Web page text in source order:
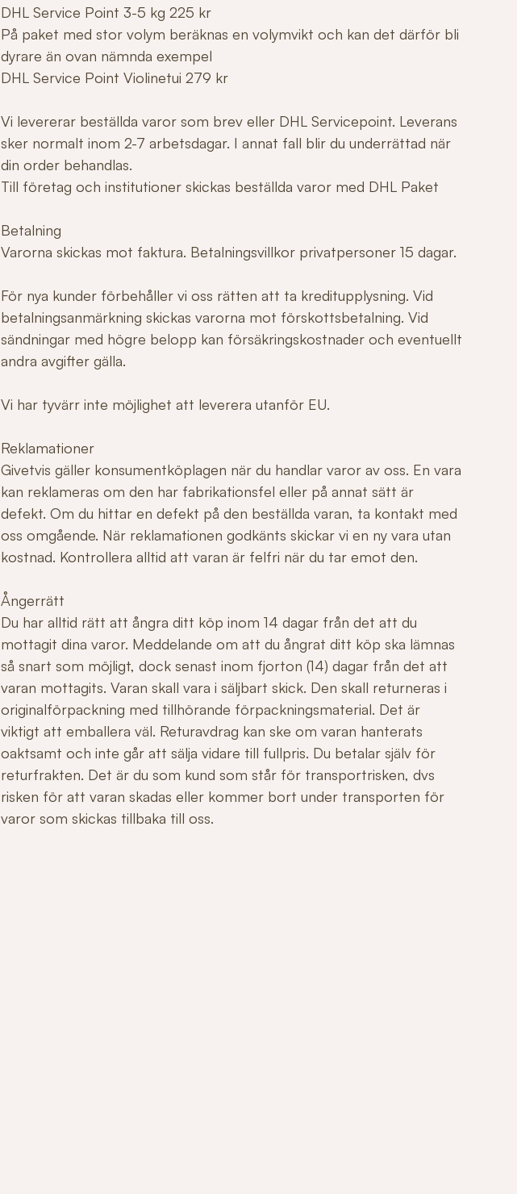
DHL Service Point 3-5 kg 225 kr
På paket med stor volym beräknas en volymvikt och kan det därför bli
dyrare än ovan nämnda exempel
DHL Service Point Violinetui 279 kr
Vi levererar beställda varor som brev eller DHL Servicepoint. Leverans
sker normalt inom 2-7 arbetsdagar. I annat fall blir du underrättad när
din order behandlas.
Till företag och institutioner skickas beställda varor med DHL Paket
Betalning
Varorna skickas mot faktura. Betalningsvillkor privatpersoner 15 dagar.
För nya kunder förbehåller vi oss rätten att ta kreditupplysning. Vid
betalningsanmärkning skickas varorna mot förskottsbetalning. Vid
sändningar med högre belopp kan försäkringskostnader och eventuellt
andra avgifter gälla.
Vi har tyvärr inte möjlighet att leverera utanför EU.
Reklamationer
Givetvis gäller konsumentköplagen när du handlar varor av oss. En vara
kan reklameras om den har fabrikationsfel eller på annat sätt är
defekt. Om du hittar en defekt på den beställda varan, ta kontakt med
oss omgående. När reklamationen godkänts skickar vi en ny vara utan
kostnad. Kontrollera alltid att varan är felfri när du tar emot den.
Ångerrätt
Du har alltid rätt att ångra ditt köp inom 14 dagar från det att du
mottagit dina varor. Meddelande om att du ångrat ditt köp ska lämnas
så snart som möjligt, dock senast inom fjorton (14) dagar från det att
varan mottagits. Varan skall vara i säljbart skick. Den skall returneras i
originalförpackning med tillhörande förpackningsmaterial. Det är
viktigt att emballera väl. Returavdrag kan ske om varan hanterats
oaktsamt och inte går att sälja vidare till fullpris. Du betalar själv för
returfrakten. Det är du som kund som står för transportrisken, dvs
risken för att varan skadas eller kommer bort under transporten för
varor som skickas tillbaka till oss.